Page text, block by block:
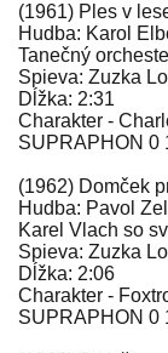
(1961) Ples v
Hudba: Karol
Tanečný
Spieva: Zuzka
Dĺžka: 2:31
Charakter -
SUPRAPHON 0
(1962) Domček
Hudba: Pavol
Karel Vlach so
Spieva: Zuzka
Dĺžka: 2:06
Charakter -
SUPRAPHON 0